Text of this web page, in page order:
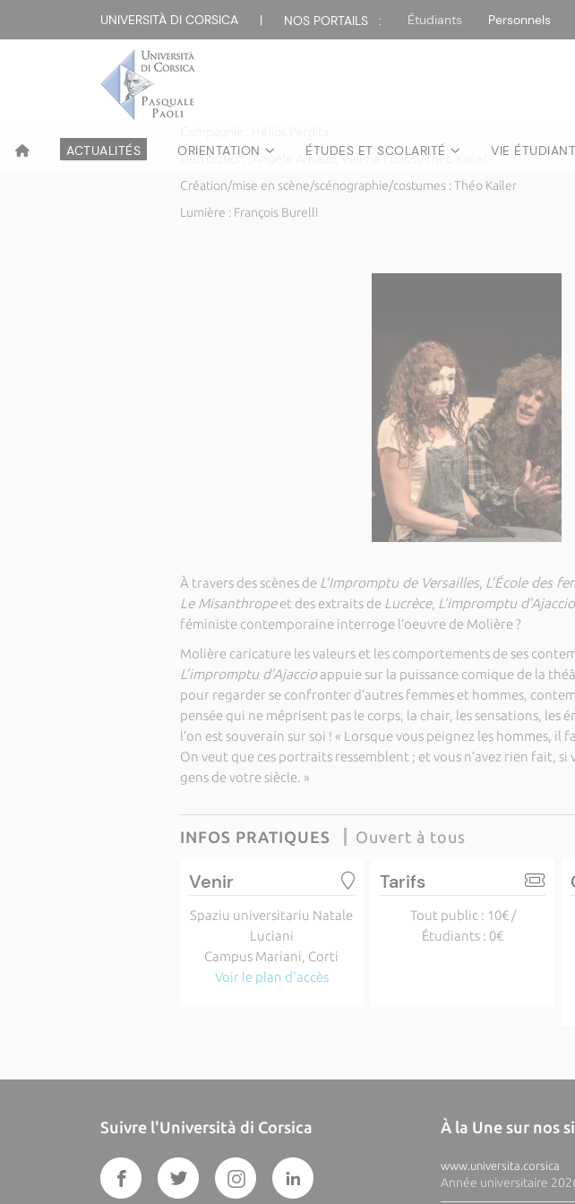
UNIVERSITÀ DI CORSICA | NOS PORTAILS : Étudiants Personnels
ACTUALITÉS ORIENTATION ÉTUDES ET SCOLARITÉ VIE
PARTAGE
PDF
L’impromptu d’Ajaccio
Distribution : Angèle Arnaud, Valérie Furiosi, Théo Kailer
Création/mise en scène/scénographie/costumes : Théo Kailer
Lumière : François Burelli
À travers des scènes de L’Impromptu de Versailles, L’École des
Le Misanthropeet des extraits de Lucrèce, L’impromptu d’Ajaccio
féministe contemporaine interroge l’oeuvre de Molière ?
Molière caricature les valeurs et les comportements de ses
L’impromptu d’Ajaccioappuie sur la puissance comique de la
pour regarder se confronter d’autres femmes et hommes,
pensée qui ne méprisent pas le corps, la chair, les sensations, les
l’on est souverain sur soi ! « Lorsque vous peignez les hommes, il
On veut que ces portraits ressemblent ; et vous n’avez rien fait, si
gens de votre siècle. »
INFOS PRATIQUES Ouvert à tous
Venir
Spaziu universitariu Natale
Luciani
Campus Mariani, Corti
Voir le plan d'accès
Tarifs
Tout public : 10€ /
Étudiants : 0€
Suivre l'Università di Corsica À la Une sur nos
www.universita.corsica
Année universitaire